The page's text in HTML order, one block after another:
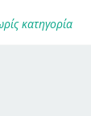
κατηγορία